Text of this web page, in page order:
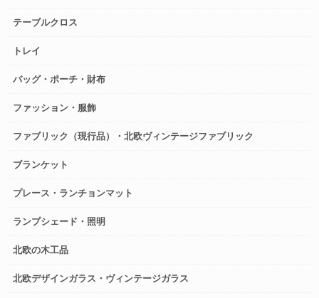
テーブルクロス
トレイ
バッグ・ポーチ・財布
ファッション・服飾
ファブリック（現行品）・北欧ヴィンテージファブリック
ブランケット
プレース・ランチョンマット
ランプシェード・照明
北欧の木工品
北欧デザインガラス・ヴィンテージガラス